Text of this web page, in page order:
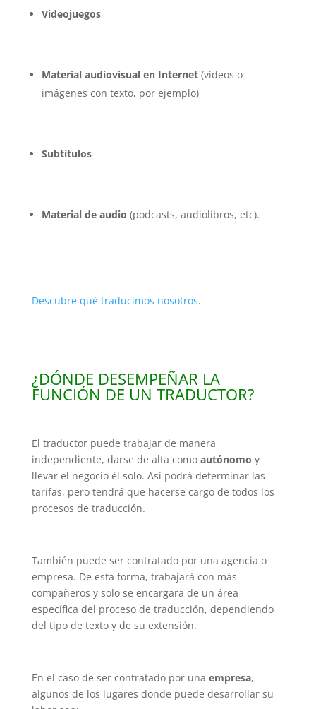
Videojuegos
Material audiovisual en Internet(videos o
imágenes con texto, por ejemplo)
Subtítulos
Material de audio (podcasts, audiolibros, etc).
Descubre qué traducimos nosotros.
¿DÓNDE DESEMPEÑAR LA
FUNCIÓN DE UN TRADUCTOR?
El traductor puede trabajar de manera
independiente, darse de alta como autónomo y
llevar el negocio él solo. Así podrá determinar las
tarifas, pero tendrá que hacerse cargo de todos los
procesos de traducción.
También puede ser contratado por una agencia o
empresa. De esta forma, trabajará con más
compañeros y solo se encargara de un área
específica del proceso de traducción, dependiendo
del tipo de texto y de su extensión.
En el caso de ser contratado por una empresa,
algunos de los lugares donde puede desarrollar su